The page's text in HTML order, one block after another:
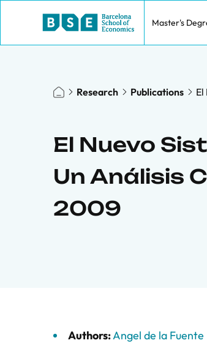
Master's
Research Publications
El Nuevo
Un Análisis
2009
Authors:Angel de la Fuente